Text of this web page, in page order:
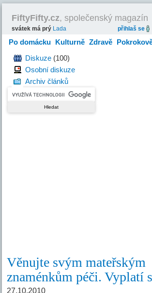
FiftyFifty.cz, společenský magazín
svátek má prý Lada přihlaš se
Po domácku Kulturně Zdravě
HravěDiskuze (100)
Osobní diskuze
Archiv článků
Věnujte svým mateřským
znaménkům péči. Vyplatí
27.10.2010